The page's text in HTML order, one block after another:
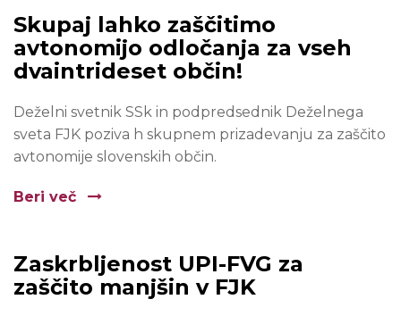
Skupaj lahko zaščitimo
avtonomijo odločanja za vseh
dvaintrideset občin!
Deželni svetnik SSk in podpredsednik Deželnega
sveta FJK poziva h skupnem prizadevanju za zaščito
avtonomije slovenskih občin.
Beri več
Zaskrbljenost UPI-FVG za
zaščito manjšin v FJK